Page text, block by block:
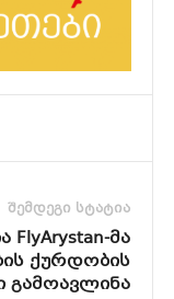
შემდეგი სტატია
FlyArystan-მა
ქურდობის
გამოავლინა